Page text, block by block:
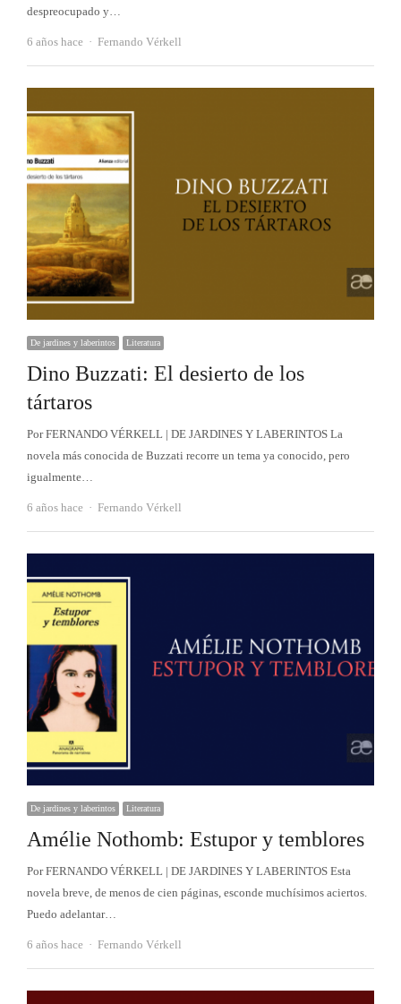
despreocupado y…
6 años hace Autor
Fernando Vérkell
De jardines y laberintos Literatura
Dino Buzzati: El desierto de los
tártaros
Por FERNANDO VÉRKELL | DE JARDINES Y LABERINTOS La
novela más conocida de Buzzati recorre un tema ya conocido, pero
igualmente…
6 años hace Autor
Fernando Vérkell
De jardines y laberintos Literatura
Amélie Nothomb: Estupor y temblores
Por FERNANDO VÉRKELL | DE JARDINES Y LABERINTOS Esta
novela breve, de menos de cien páginas, esconde muchísimos aciertos.
Puedo adelantar…
6 años hace Autor
Fernando Vérkell